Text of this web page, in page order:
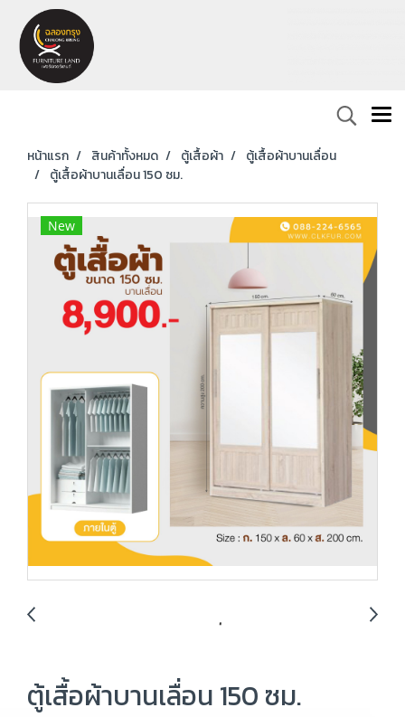
หน้าแรก สินค้าทั้งหมด ตู้เสื้อผ้า
ตู้เสื้อผ้าบานเลื่อน
ตู้เสื้อผ้าบานเลื่อน 150 ซม.
New
ตู้เสื้อผ้าบานเลื่อน 150 ซม.